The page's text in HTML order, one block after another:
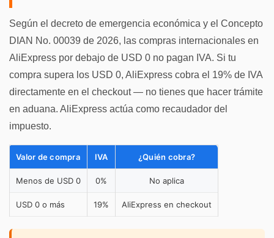
Según el decreto de emergencia económica y el Concepto
DIAN No. 00039 de 2026, las compras internacionales en
AliExpress por debajo de USD 0 no pagan IVA. Si tu
compra supera los USD 0, AliExpress cobra el 19% de IVA
directamente en el checkout — no tienes que hacer trámite
en aduana. AliExpress actúa como recaudador del
impuesto.
Valor de compra IVA ¿Quién cobra?
Menos de USD 0 0% No aplica
USD 0 o más 19% AliExpress en checkout